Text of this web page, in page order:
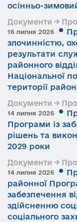
осінньо-
Документи →
16 липня 2026
злочинністю,
результати
районного
Національної
території
Документи →
14 липня 2026
Програми із
рішень та
2029 роки
Документи →
14 липня 2026
районної
забезпечення
здійсненню
соціального